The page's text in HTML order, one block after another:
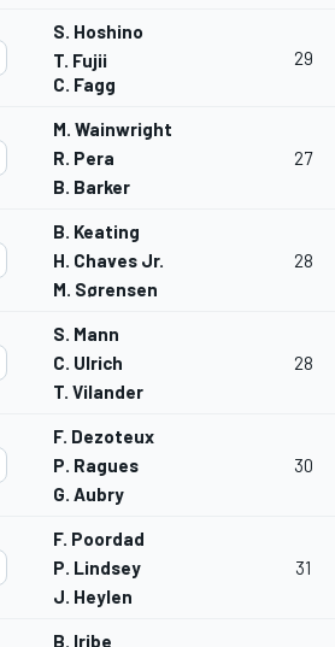
S. Hoshino
T. Fujii
C. Fagg
29
M. Wainwright
R. Pera
B. Barker
27
B. Keating
H. Chaves Jr.
M. Sørensen
28
S. Mann
C. Ulrich
T. Vilander
28
F. Dezoteux
P. Ragues
G. Aubry
30
F. Poordad
P. Lindsey
J. Heylen
31
B. Iribe